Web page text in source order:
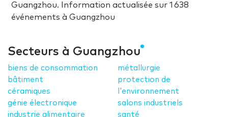
Guangzhou. Information actualisée sur 1 638
événements à Guangzhou
Secteurs à Guangzhou
biens de consommation
bâtiment
céramiques
génie électronique
industrie alimentaire
métallurgie
protection de
l'environnement
salons industriels
santé